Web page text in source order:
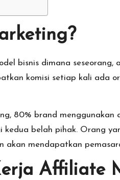
bisnis dimana
komisi setiap kali ada
80% brand
kedua belah pihak. Orang
akan mendapatkan
Affiliate